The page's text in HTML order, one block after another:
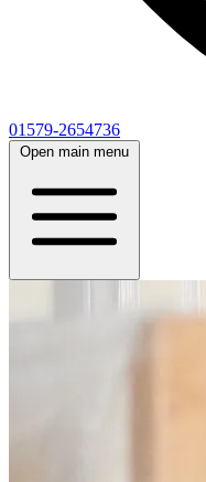
01579-2654736
Open main menu